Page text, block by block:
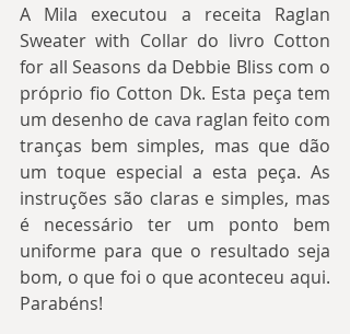
A Mila executou a receita Raglan
Sweater with Collar do livro Cotton
for all Seasons da Debbie Bliss com o
próprio fio Cotton Dk. Esta peça tem
um desenho de cava raglan feito com
tranças bem simples, mas que dão
um toque especial a esta peça. As
instruções são claras e simples, mas
é necessário ter um ponto bem
uniforme para que o resultado seja
bom, o que foi o que aconteceu aqui.
Parabéns!